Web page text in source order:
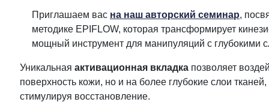
Приглашаем вас на наш авторский семинар,
методике EPIFLOW, которая трансформирует
мощный инструмент для манипуляций с глубокими
Уникальная активационная вкладка позволяет
поверхность кожи, но и на более глубокие слои
стимулируя восстановление.